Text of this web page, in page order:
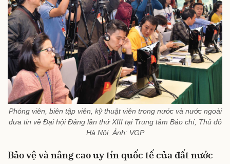
Phóng viên, biên tập viên, kỹ thuật viên trong nước và nước ngoài
đưa tin về Đại hội Đảng lần thứ XIII tại Trung tâm Báo chí, Thủ đô
Hà Nội_Ảnh: VGP
Bảo vệ và nâng cao uy tín quốc tế của đất nước